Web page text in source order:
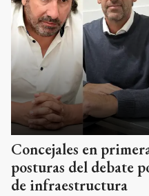
Concejales en
posturas del debate
de infraestructura